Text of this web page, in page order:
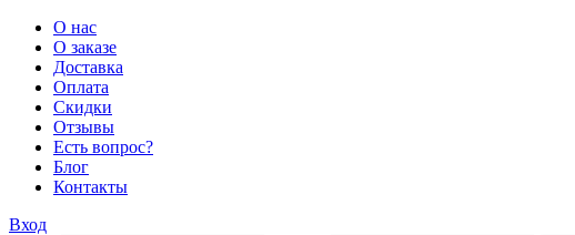
О нас
О заказе
Доставка
Оплата
Скидки
Отзывы
Есть вопрос?
Блог
Контакты
Вход